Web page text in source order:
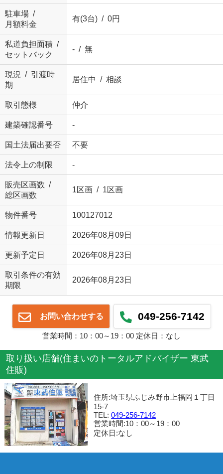
駐車場 /
月額料金
有(3台) / 0円
私道負担面積 /
セットバック
- / 無
現況 / 引渡時
期
居住中 / 相談
取引態様 仲介
建築確認番号 -
国土法届出要否 不要
法令上の制限 -
販売区画数 /
総区画数
1区画 / 1区画
物件番号 100127012
情報更新日 2026年08月09日
更新予定日 2026年08月23日
取引条件の有効
期限
2026年08月23日
お問い合わせする 049-256-7142
営業時間：10：00～19：00 定休日：なし
取り扱い店舗(住まいのトータルアドバイザー 東武
住販)
住所:埼玉県ふじみ野市上福岡１丁目
15-7
TEL:049-256-7142
営業時間:10：00～19：00
定休日:なし